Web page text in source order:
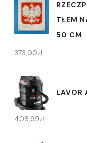
TŁEM
50 CM
373,00zł
LAVOR
408,99zł